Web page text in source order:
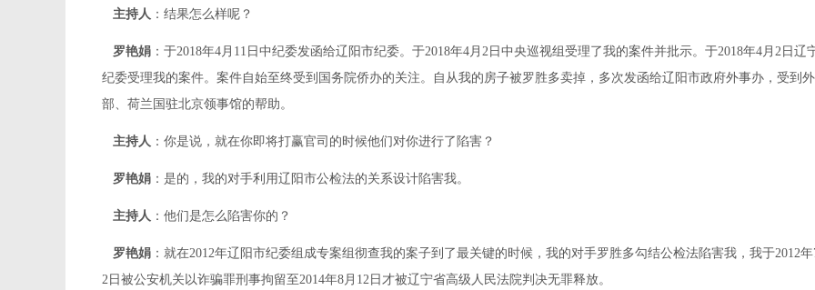
主持人 ：结果怎么样呢？
罗艳娟 ：于2018年4月11日中纪委发函给辽阳市纪委。于2018年4月2日中央巡视组受理了我的案件并批示。于2018年4月2日辽
纪委受理我的案件。案件自始至终受到国务院侨办的关注。自从我的房子被罗胜多卖掉，多次发函给辽阳市政府外事办，受到
部、荷兰国驻北京领事馆的帮助。
主持人 ：你是说，就在你即将打赢官司的时候他们对你进行了陷害？
罗艳娟 ：是的，我的对手利用辽阳市公检法的关系设计陷害我。
主持人 ：他们是怎么陷害你的？
罗艳娟 ：就在2012年辽阳市纪委组成专案组彻查我的案子到了最关键的时候，我的对手罗胜多勾结公检法陷害我，我于2012年
2日被公安机关以诈骗罪刑事拘留至2014年8月12日才被辽宁省高级人民法院判决无罪释放。